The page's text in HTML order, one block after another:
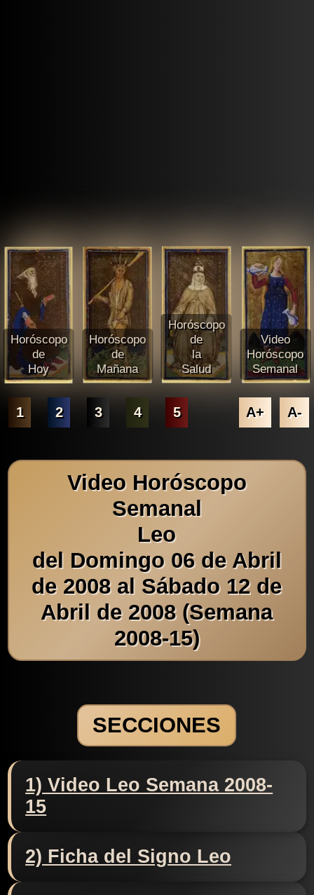
Horóscopo
de
Hoy
Horóscopo
de
Mañana
Horóscopo
de
la
Salud
Video
Horóscopo
Semanal
1 2 3 4 5 A+ A-
Video Horóscopo
Semanal
Leo
del Domingo 06 de Abril
de 2008 al Sábado 12 de
Abril de 2008 (Semana
2008-15)
SECCIONES
1) Video Leo Semana 2008-
15
2) Ficha del Signo Leo